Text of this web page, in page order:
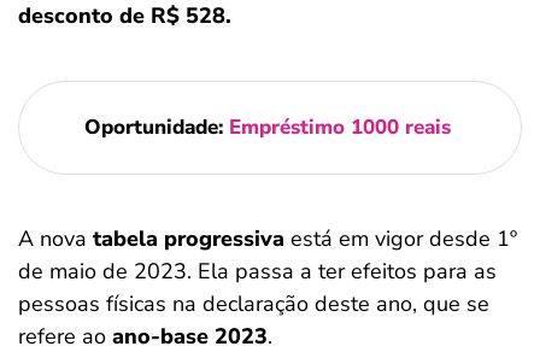
desconto de R$ 528.
Oportunidade: Empréstimo 1000 reais
A nova tabela progressiva está em vigor desde 1º
de maio de 2023. Ela passa a ter efeitos para as
pessoas físicas na declaração deste ano, que se
refere ao ano-base 2023.